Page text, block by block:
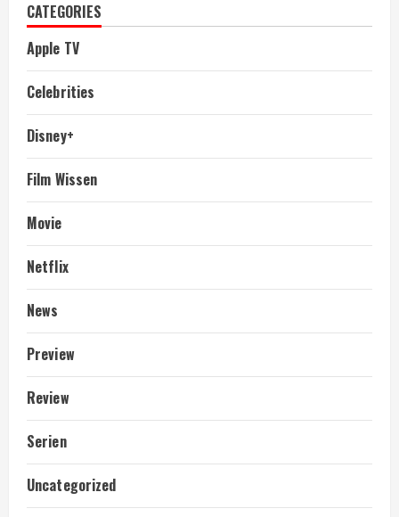
CATEGORIES
Apple TV
Celebrities
Disney+
Film Wissen
Movie
Netflix
News
Preview
Review
Serien
Uncategorized